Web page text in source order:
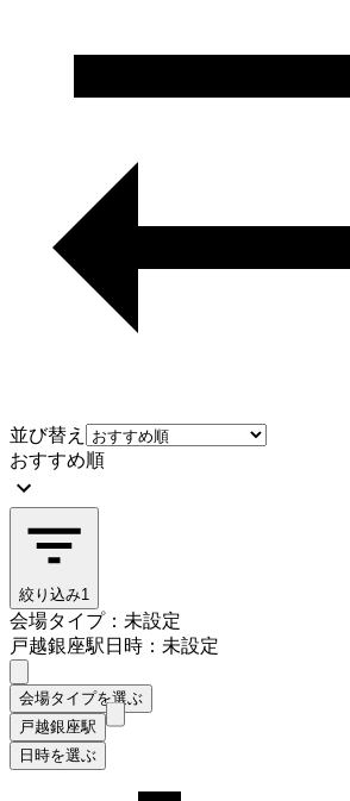
並び替え
おすすめ順
絞り込み1
会場タイプ：未設定
戸越銀座駅日時：未設定
会場タイプを選ぶ
戸越銀座駅
日時を選ぶ